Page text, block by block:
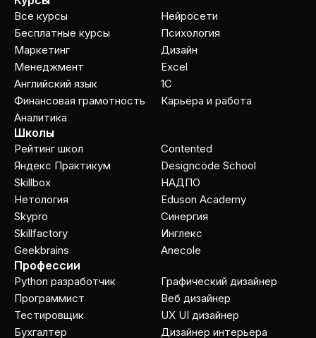
Все курсы
Бесплатные курсы
Маркетинг
Менеджмент
Английский язык
Финансовая грамотность
Аналитика
Нейросети
Психология
Дизайн
Excel
1C
Карьера и работа
Школы
Рейтинг школ
Яндекс Практикум
Skillbox
Нетология
Skypro
Skillfactory
Geekbrains
Contented
Designcode School
НАДПО
Eduson Academy
Cинергия
Инглекс
Anecole
Профессии
Python разработчик
Программист
Тестировщик
Бухгалтер
Графический дизайнер
Веб дизайнер
UX UI дизайнер
Дизайнер интерьера